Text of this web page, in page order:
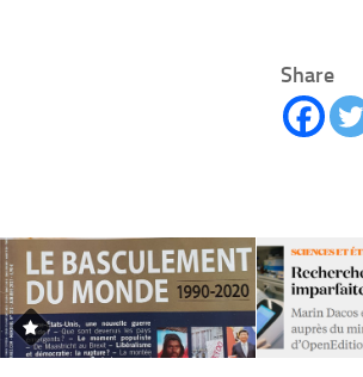
Share